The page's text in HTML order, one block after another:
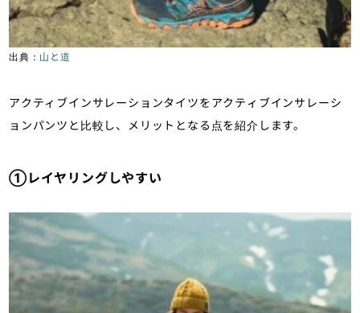
出典： 山と道
アクティブインサレーションタイツをアクティブインサレーシ
ョンパンツと比較し、メリットとなる点を紹介します。
①レイヤリングしやすい